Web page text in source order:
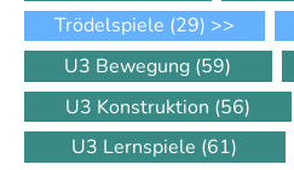
Trödelspiele (29) >>
U3 Bewegung (59)
U3 Konstruktion (56)
U3 Lernspiele (61)